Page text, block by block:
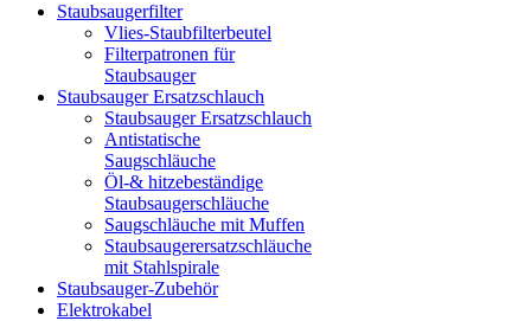
Staubsaugerfilter
Vlies-Staubfilterbeutel
Filterpatronen für
Staubsauger
Staubsauger Ersatzschlauch
Staubsauger Ersatzschlauch
Antistatische
Saugschläuche
Öl-& hitzebeständige
Staubsaugerschläuche
Saugschläuche mit Muffen
Staubsaugerersatzschläuche
mit Stahlspirale
Staubsauger-Zubehör
Elektrokabel